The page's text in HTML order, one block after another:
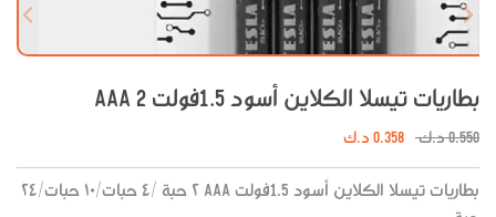
Next slide
بطاريات تيسلا الكلاين أسود 1.5فولت AAA 2
0.550د.ك 0.358د.ك
بطاريات تيسلا الكلاين أسود 1.5فولت AAA ٢ حبة /٤ حبات/١٠ حبات/٢٤